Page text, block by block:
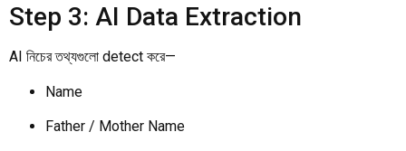
Step 3: AI Data Extraction
AI নিচের তথ্যগুলো detect করে—
Name
Father / Mother Name